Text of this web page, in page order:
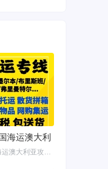
海运澳大利
全网最全的中国海运澳大利亚攻略！细说如何把家具转运悉尼墨尔本布里斯班 国内网购